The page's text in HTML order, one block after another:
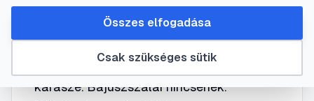
Ezüstkárász Carassius auratus
gibelioJegyei: teste nyújtott, oldalról
lapított, háta kevésbé magas, mint a
kárászé. Bajuszszálai nincsenek.
Csak szükséges sütik
Összes elfogadása